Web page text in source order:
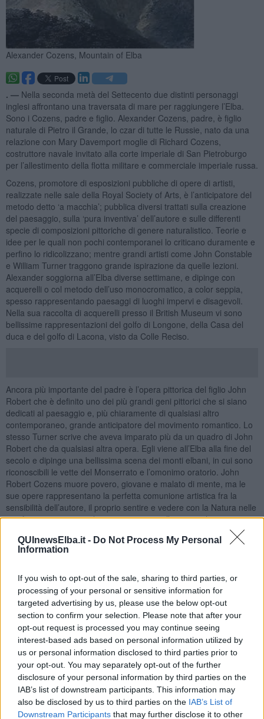
QUInewsElba.it - Do Not Process My Personal
Information
If you wish to opt-out of the sale, sharing to third parties, or
processing of your personal or sensitive information for
targeted advertising by us, please use the below opt-out
section to confirm your selection. Please note that after your
opt-out request is processed you may continue seeing
interest-based ads based on personal information utilized by
us or personal information disclosed to third parties prior to
your opt-out. You may separately opt-out of the further
disclosure of your personal information by third parties on the
IAB’s list of downstream participants. This information may
also be disclosed by us to third parties on the IAB’s List of
Downstream Participants that may further disclose it to other
Alexander Cozens, Mountain of Elba
. — Nella seconda metà del Settecento due distinti personaggi
inglesi affrontano una traversata di mare per raggiungere l’Elba.
Sono i Cozens, padre e figlio. Alexander Cozens, padre, è figlio
naturale di Pietro il Grande, lo czar di tutte le Russie, nato da una
relazione con Mary Davemport moglie di Richard Cozens,
costruttore navale invitato alla corte imperiale di San Pietroburgo
per l’allestimento della flotta militare e commerciale imperiale russa.
Cozens, promotore di esposizioni pubbliche di opere di artisti,
realizzate nelle sale della Royal Society of Arts, è l’anticipatore del
metodo detto ‘a macchia’; pubblica diversi trattati sulla creazione
del paesaggio, sulla ‘pura inventiva’ dell’autore e sulle differenti
specie di composizioni pittoriche di genere naturalistico. Teorie e
idee per le quali non pochi contemporanei lo criticano duramente e
perfino lo ridicolizzano; mentre grandi artisti come John Constable
e William Turner traggono grande ispirazione da quelle lezioni.
Alexander soggiorna all’Elba diverse settimane, e dipinge con
acquerelli o col metodo dell’uso monocromatico, a color seppia,
spesso rappresentando paesaggi di luoghi impervi e disagevoli.
Nella sua raccolta di acquerelli presso il British Museum vi sono
bellissime rappresentazioni del golfo di Longone, della Casa del
duca e del golfo di Lacona, visto da Colle Reciso.
Ancora più importante del padre è l’opera pittorica del figlio John
Robert che è definito uno dei più grandi geni pittorici che si siano
dedicati al paesaggio e, più chiaramente di qualsiasi altro
contemporaneo, grande anticipatore del movimento romantico. Lo
stesso Turner scrive che aveva imparato più da un quadro di John
Robert che da qualsiasi altra opera. Egli viene all’Elba alla fine del
secolo e dipinge una bellissima scena dei monti elbani, in cui sono
riconoscibili le vette del Monserrato e l’omonimo oratorio. John
Robert Cozens muore povero, giovane e malato di mente, ma le
sue opere rappresentano la perfetta comunione artistica fra la
sensibilità dell’autore, il proprio sentire e vedere con la Natura nelle
sue forme e nei suoi colori, trasposti in quella tecnica leggera,